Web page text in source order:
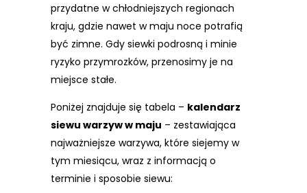
przydatne w chłodniejszych regionach
kraju, gdzie nawet w maju noce potrafią
być zimne. Gdy siewki podrosną i minie
ryzyko przymrozków, przenosimy je na
miejsce stałe.
Poniżej znajduje się tabela – kalendarz
siewu warzyw w maju – zestawiająca
najważniejsze warzywa, które siejemy w
tym miesiącu, wraz z informacją o
terminie i sposobie siewu: